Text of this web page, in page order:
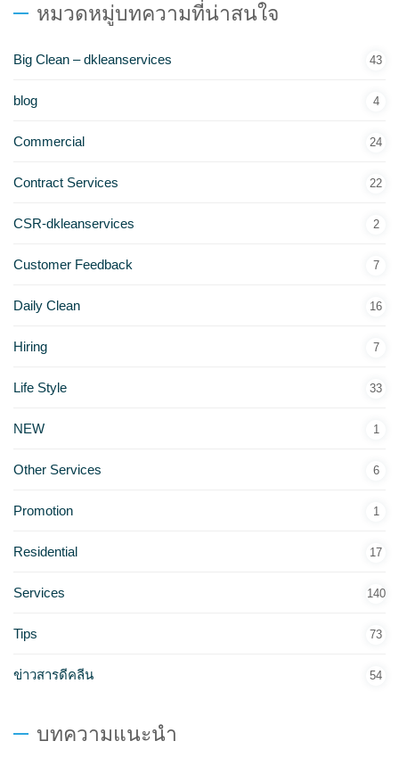
หมวดหมู่บทความที่น่าสนใจ
Big Clean – dkleanservices 43
blog 4
Commercial 24
Contract Services 22
CSR-dkleanservices 2
Customer Feedback 7
Daily Clean 16
Hiring 7
Life Style 33
NEW 1
Other Services 6
Promotion 1
Residential 17
Services 140
Tips 73
ข่าวสารดีคลีน 54
บทความแนะนำ